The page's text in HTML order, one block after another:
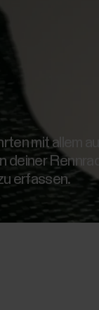
mit allem
deiner
erfassen.